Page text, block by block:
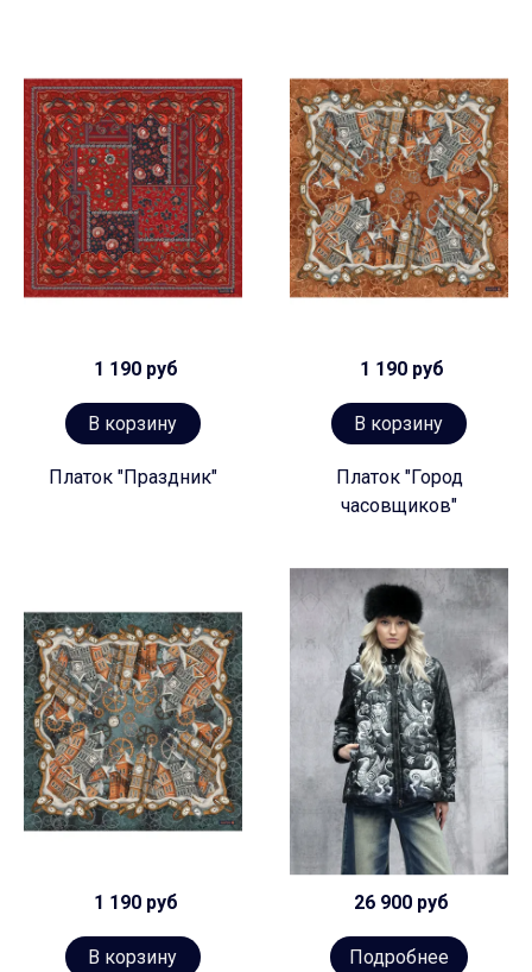
1 190 руб
В корзину
Платок "Праздник"
1 190 руб
В корзину
Платок "Город
часовщиков"
1 190 руб
В корзину
26 900 руб
Подробнее